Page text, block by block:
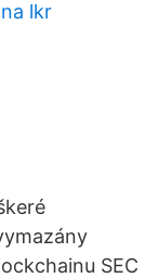
lkr
SEC